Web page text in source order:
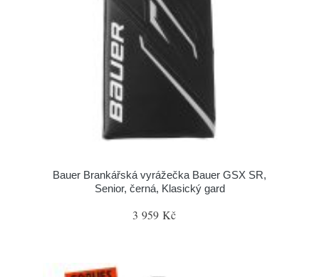
Bauer Brankářská vyrážečka Bauer GSX SR,
Senior, černá, Klasický gard
3 959 Kč